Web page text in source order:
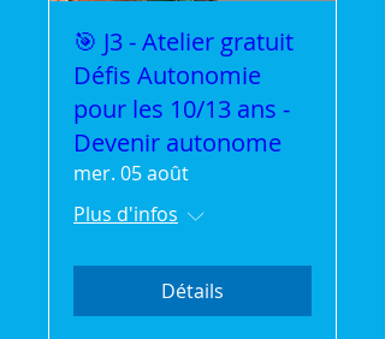
🎯 J3 - Atelier gratuit
Défis Autonomie
pour les 10/13 ans -
Devenir autonome
mer. 05 août
Plus d'infos
Détails